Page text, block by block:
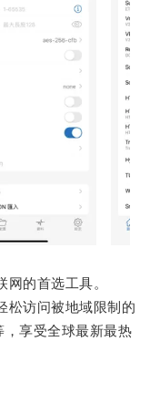
的首选工具。
访问被地域限制的
，享受全球最新最热